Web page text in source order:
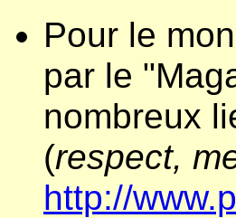
Pour le
par le
nombreux
(respect,
http://